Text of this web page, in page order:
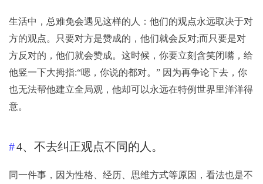
生活中，总难免会遇见这样的人：他们的观点永远取决于对
方的观点。只要对方是赞成的，他们就会反对;而只要是对
方反对的，他们就会赞成。这时候，你要立刻含笑闭嘴，给
他竖一下大拇指:“嗯，你说的都对。” 因为再争论下去，你
也无法帮他建立全局观，他却可以永远在特例世界里洋洋得
意。
4、不去纠正观点不同的人。
同一件事，因为性格、经历、思维方式等原因，看法也是不